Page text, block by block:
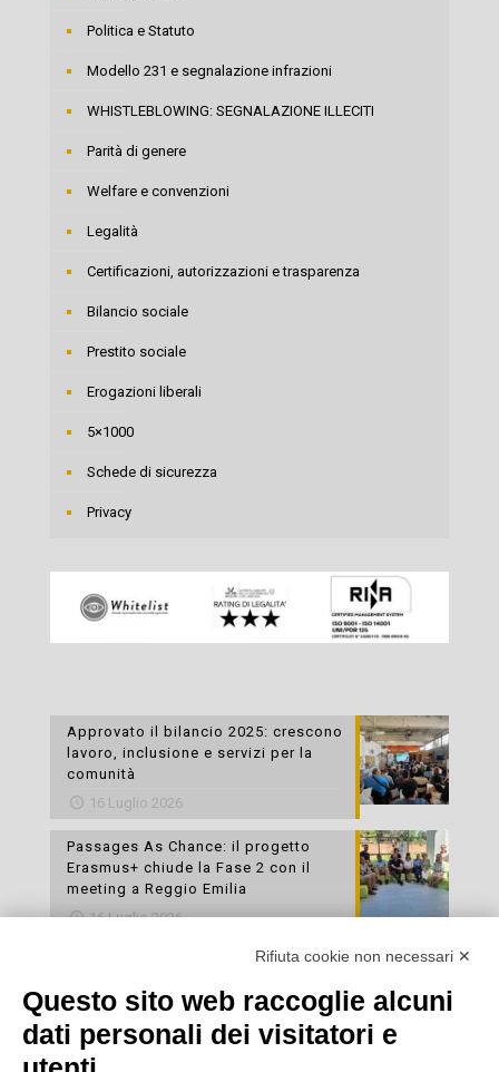
Politica e Statuto
Modello 231 e segnalazione infrazioni
WHISTLEBLOWING: SEGNALAZIONE ILLECITI
Parità di genere
Welfare e convenzioni
Legalità
Certificazioni, autorizzazioni e trasparenza
Bilancio sociale
Prestito sociale
Erogazioni liberali
5×1000
Schede di sicurezza
Privacy
Approvato il bilancio 2025: crescono
lavoro, inclusione e servizi per la
comunità
16 Luglio 2026
Passages As Chance: il progetto
Erasmus+ chiude la Fase 2 con il
meeting a Reggio Emilia
16 Luglio 2026
Esami di laboratorio preventivi
cura della propria salute
16 Luglio 2026
Rifiuta cookie non necessari ✕
Questo sito web raccoglie alcuni
dati personali dei visitatori e